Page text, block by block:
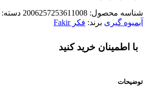
شناسه محصول: 2006257253611008 دسته:
آبمیوه گیری برند: فکر Fakir
با اطمینان خرید کنید
توضیحات